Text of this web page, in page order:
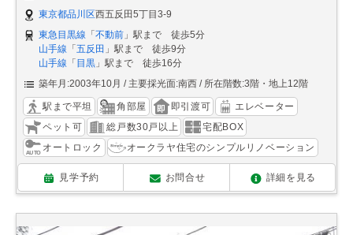
東京都品川区西五反田5丁目3-9
東急目黒線 「不動前 」駅まで 徒歩5分
山手線 「五反田 」駅まで 徒歩9分
山手線 「目黒 」駅まで 徒歩16分
築年月:2003年10月
主要採光面:南西 所在階数:3階・地上12階
駅まで平坦 角部屋 即引渡可
エレベーター
ペット可
総戸数30戸以上
宅配BOX
オートロック
オークラヤ住宅のシンプルリノベーション
見学予約 お問合せ 詳細を見る